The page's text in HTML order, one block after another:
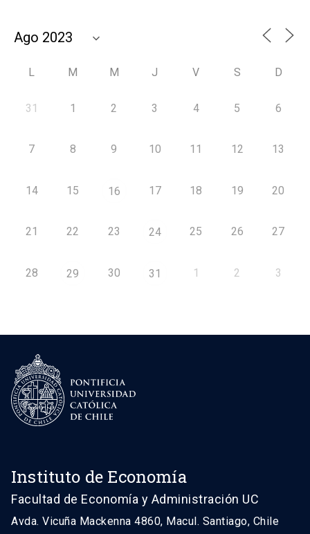
L M M J V S D
31 1 2 3 4 5 6
7 8 9 10 11 12 13
14 15 16 17 18 19 20
21 22 23 24 25 26 27
28 29 30 31 1 2 3
Instituto de Economía
Facultad de Economía y Administración UC
Avda. Vicuña Mackenna 4860, Macul. Santiago, Chile